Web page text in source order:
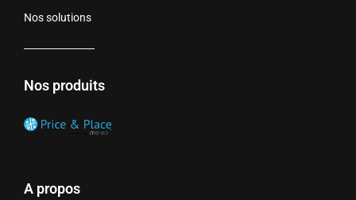
Nos solutions
Nos produits
A propos